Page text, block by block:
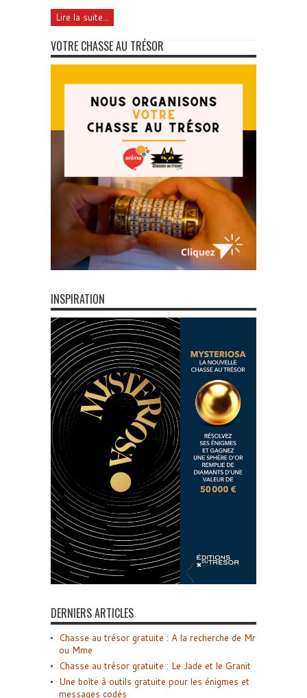
Lire la suite...
VOTRE CHASSE AU TRÉSOR
INSPIRATION
DERNIERS ARTICLES
Chasse au trésor gratuite : A la recherche de Mr
ou Mme
Chasse au trésor gratuite : Le Jade et le Granit
Une boîte à outils gratuite pour les énigmes et
messages codés